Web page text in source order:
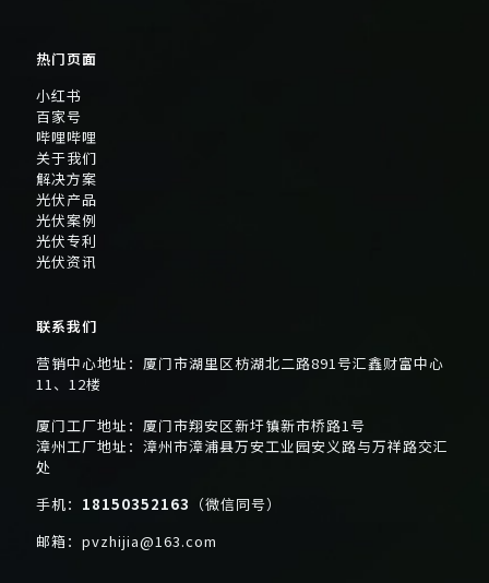
热门页面
小红书
百家号
哔哩哔哩
关于我们
解决方案
光伏产品
光伏案例
光伏专利
光伏资讯
联系我们
营销中心地址：厦门市湖里区枋湖北二路891号汇鑫财富中心
11、12楼
厦门工厂地址：厦门市翔安区新圩镇新市桥路1号
漳州工厂地址：漳州市漳浦县万安工业园安义路与万祥路交汇
处
手机： 18150352163 （微信同号）
邮箱： pvzhijia@163.com